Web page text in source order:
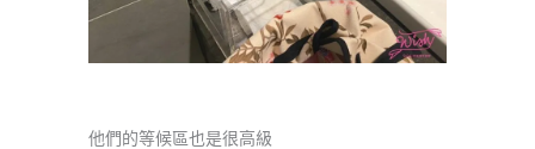
他們的等候區也是很高級